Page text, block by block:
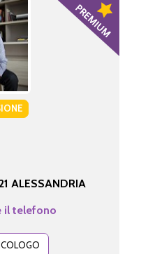
ALESSANDRIA
il telefono